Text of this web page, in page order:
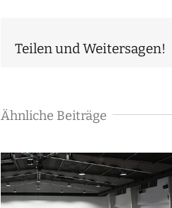
Teilen und Weitersagen!
Ähnliche Beiträge